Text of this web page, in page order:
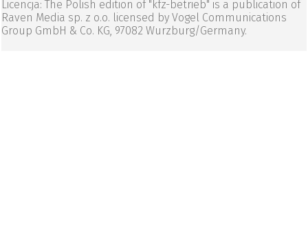
Licencja: The Polish edition of "kfz-betrieb" is a publication of
Raven Media sp. z o.o. licensed by Vogel Communications
Group GmbH & Co. KG, 97082 Wurzburg/Germany.